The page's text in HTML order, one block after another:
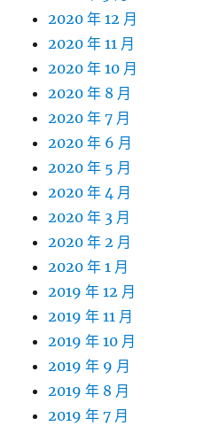
2020 年 12 月
2020 年 11 月
2020 年 10 月
2020 年 8 月
2020 年 7 月
2020 年 6 月
2020 年 5 月
2020 年 4 月
2020 年 3 月
2020 年 2 月
2020 年 1 月
2019 年 12 月
2019 年 11 月
2019 年 10 月
2019 年 9 月
2019 年 8 月
2019 年 7 月